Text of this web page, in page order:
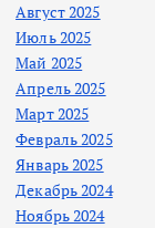
Август 2025
Июль 2025
Май 2025
Апрель 2025
Март 2025
Февраль 2025
Январь 2025
Декабрь 2024
Ноябрь 2024